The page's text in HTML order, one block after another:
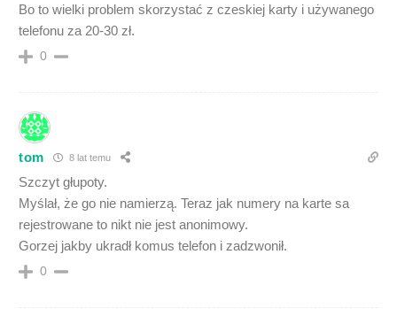
Bo to wielki problem skorzystać z czeskiej karty i używanego
telefonu za 20-30 zł.
0
tom 8 lat temu
Szczyt głupoty.
Myślał, że go nie namierzą. Teraz jak numery na karte sa
rejestrowane to nikt nie jest anonimowy.
Gorzej jakby ukradł komus telefon i zadzwonił.
0